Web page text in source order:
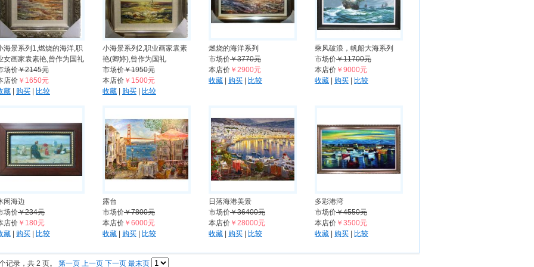
海景系列1,燃烧的海洋,职
女画家袁素艳,曾作为国礼
场价￥2145元
店价 ￥1650元
藏
购买 比较
小海景系列2,职业画家袁素
艳(卿婷),曾作为国礼
市场价￥1950元
本店价 ￥1500元
收藏
购买 比较
燃烧的海洋系列
市场价￥3770元
本店价 ￥2900元
收藏
购买 比较
乘风破浪，帆船大海系列
市场价￥11700元
本店价 ￥9000元
收藏
购买 比较
闲海边
场价￥234元
店价 ￥180元
藏
购买 比较
露台
市场价￥7800元
本店价 ￥6000元
收藏
购买 比较
日落海港美景
市场价￥36400元
本店价 ￥28000元
收藏
购买 比较
多彩港湾
市场价￥4550元
本店价 ￥3500元
收藏
购买 比较
记录，共 2 页。 第一页 上一页 下一页 最末页